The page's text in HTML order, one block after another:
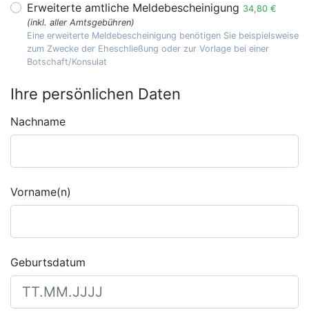
Erweiterte amtliche Meldebescheinigung 34,80 €
(inkl. aller Amtsgebühren)
Eine erweiterte Meldebescheinigung benötigen Sie beispielsweise
zum Zwecke der Eheschließung oder zur Vorlage bei einer
Botschaft/Konsulat
Ihre persönlichen Daten
Nachname
Vorname(n)
Geburtsdatum